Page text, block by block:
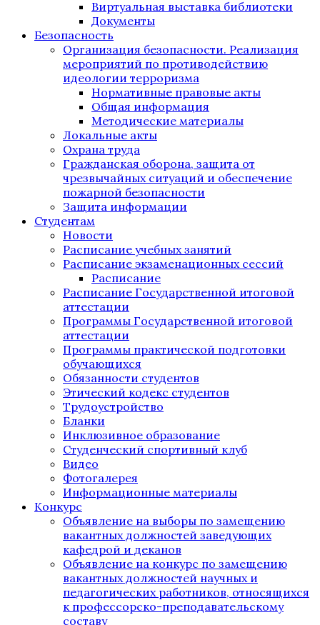
Виртуальная выставка библиотеки
Документы
Безопасность
Организация безопасности. Реализация
мероприятий по противодействию
идеологии терроризма
Нормативные правовые акты
Общая информация
Методические материалы
Локальные акты
Охрана труда
Гражданская оборона, защита от
чрезвычайных ситуаций и обеспечение
пожарной безопасности
Защита информации
Студентам
Новости
Расписание учебных занятий
Расписание экзаменационных сессий
Расписание
Расписание Государственной итоговой
аттестации
Программы Государственной итоговой
аттестации
Программы практической подготовки
обучающихся
Обязанности студентов
Этический кодекс студентов
Трудоустройство
Бланки
Инклюзивное образование
Студенческий спортивный клуб
Видео
Фотогалерея
Информационные материалы
Конкурс
Объявление на выборы по замещению
вакантных должностей заведующих
кафедрой и деканов
Объявление на конкурс по замещению
вакантных должностей научных и
педагогических работников, относящихся
к профессорско-преподавательскому
составу